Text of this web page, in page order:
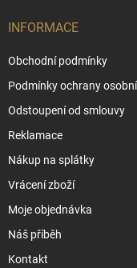
INFORMACE
Obchodní podmínky
Podmínky ochrany
Odstoupení od smlouvy
Reklamace
Nákup na splátky
Vrácení zboží
Moje objednávka
Náš příběh
Kontakt